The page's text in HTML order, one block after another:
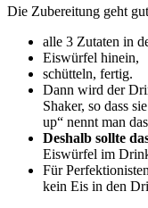
Die Zubereitung geht
alle 3 Zutaten in
Eiswürfel hinein,
schütteln, fertig.
Dann wird der
Shaker, so dass
up“ nennt man
Deshalb sollte
Eiswürfel im
Für
kein Eis in den